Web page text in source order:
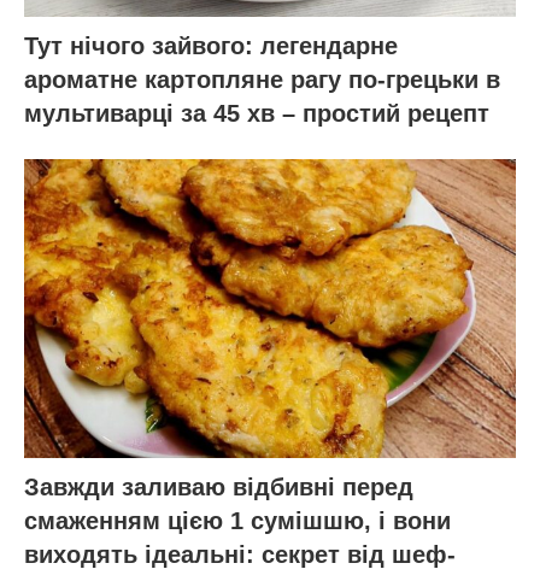
Тут нічого зайвого: легендарне
ароматне картопляне рагу по-грецьки в
мультиварці за 45 хв – простий рецепт
Завжди заливаю відбивні перед
смаженням цією 1 сумішшю, і вони
виходять ідеальні: секрет від шеф-